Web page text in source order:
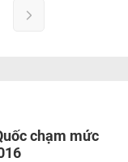
chạm mức